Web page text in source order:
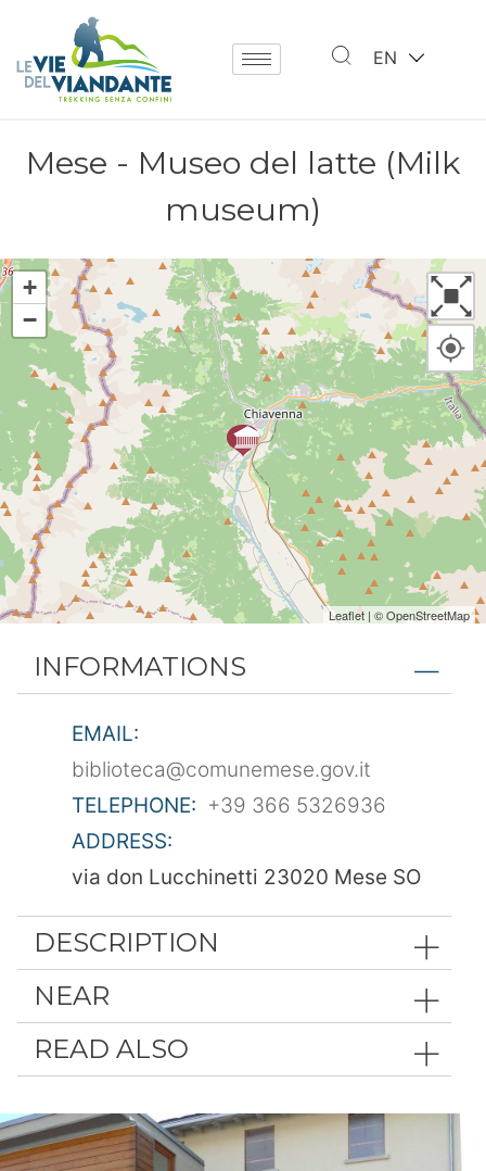
EN
Mese - Museo del latte (Milk
museum)
INFORMATIONS
EMAIL:
biblioteca@comunemese.gov.it
TELEPHONE: +39 366 5326936
ADDRESS:
via don Lucchinetti 23020 Mese SO
DESCRIPTION
NEAR
READ ALSO
+
−
Leaflet | ©OpenStreetMap